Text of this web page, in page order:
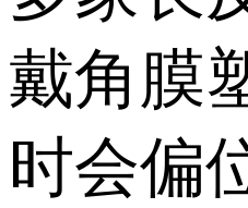
戴角膜
时会偏